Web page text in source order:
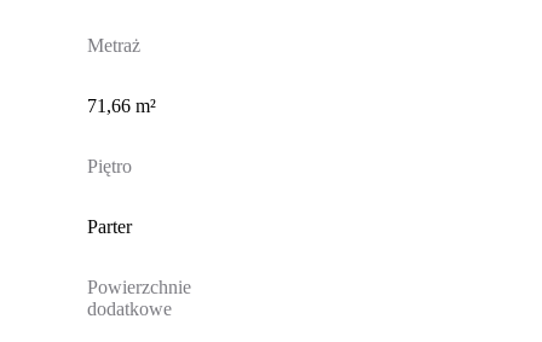
Metraż
71,66 m²
Piętro
Parter
Powierzchnie
dodatkowe